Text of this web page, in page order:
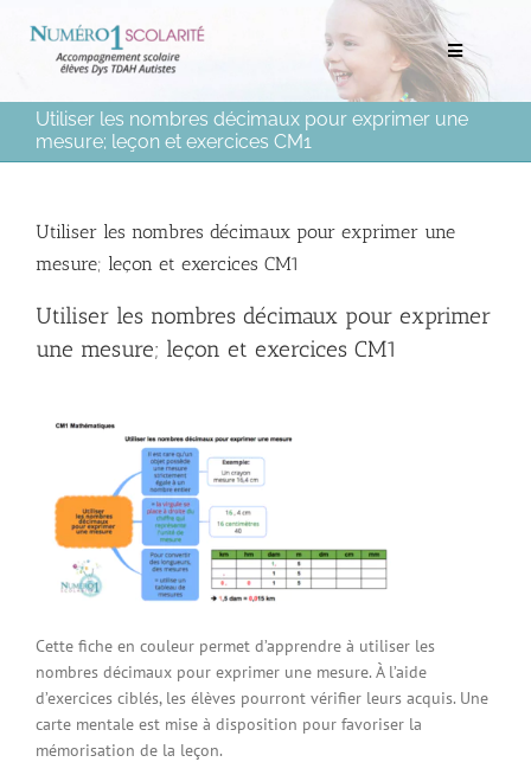
contenu
Toggle
Navigation
Rechercher:
Soutien scolaire à domicile
Mentorat scolaire
Ressources pédagogiques
Médias
Connexion à votre espace
Utiliser les nombres décimaux pour exprimer une
mesure; leçon et exercices CM1
Utiliser les nombres décimaux pour exprimer une
mesure; leçon et exercices CM1
Utiliser les nombres décimaux pour exprimer
une mesure; leçon et exercices CM1
Cette fiche en couleur permet d’apprendre à utiliser les
nombres décimaux pour exprimer une mesure. À l’aide
d’exercices ciblés, les élèves pourront vérifier leurs acquis. Une
carte mentale est mise à disposition pour favoriser la
mémorisation de la leçon.